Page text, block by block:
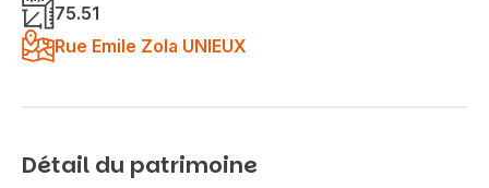
75.51
Rue Emile Zola UNIEUX
Détail du patrimoine